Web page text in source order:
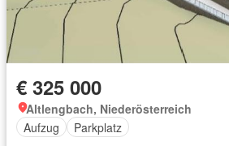
€ 325 000
Altlengbach, Niederösterreich
Aufzug
Parkplatz